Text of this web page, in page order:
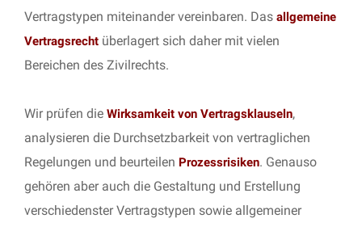
Vertragstypen miteinander vereinbaren. Das allgemeine
Vertragsrecht überlagert sich daher mit vielen
Bereichen des Zivilrechts.
Wir prüfen die Wirksamkeit von Vertragsklauseln,
analysieren die Durchsetzbarkeit von vertraglichen
Regelungen und beurteilen Prozessrisiken. Genauso
gehören aber auch die Gestaltung und Erstellung
verschiedenster Vertragstypen sowie allgemeiner